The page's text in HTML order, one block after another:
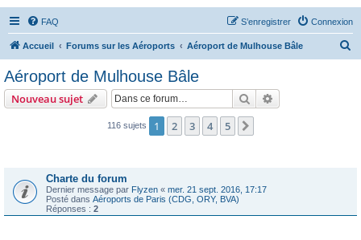
FAQ Connexion
S’enregistrer
Accueil Forums sur les Aéroports Aéroport de Mulhouse Bâle
r
Aéroport de Mulhouse Bâle
Nouveau sujet Rechercher
116 sujets 1 2 3 4 5
Charte du forum
Dernier message par Flyzen « mer. 21 sept. 2016, 17:17
Posté dans Aéroports de Paris (CDG, ORY, BVA)
Réponses : 2